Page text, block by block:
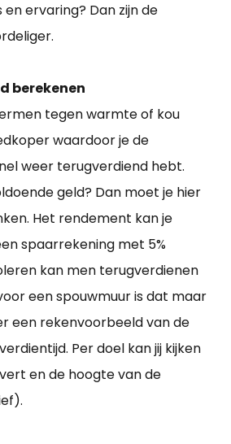
ervaring? Dan zijn de
berekenen
tegen warmte of kou
waardoor je de
weer terugverdiend hebt.
geld? Dan moet je hier
Het rendement kan je
spaarrekening met 5%
kan men terugverdienen
een spouwmuur is dat maar
een rekenvoorbeeld van de
Per doel kan jij kijken
en de hoogte van de